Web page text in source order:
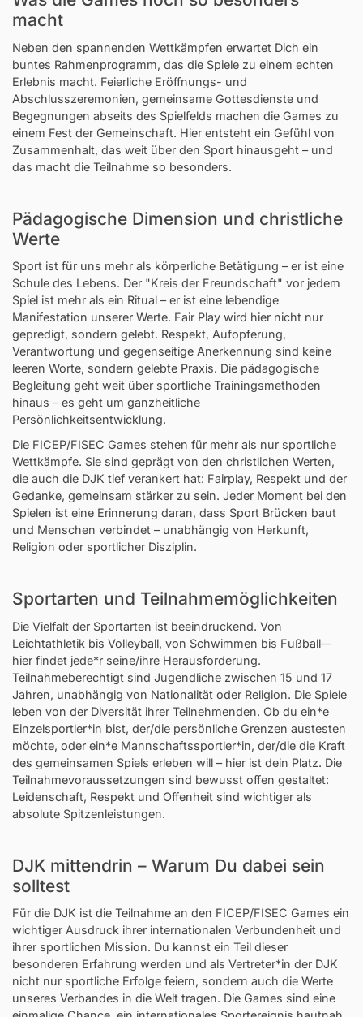
macht
Neben den spannenden Wettkämpfen erwartet Dich ein
buntes Rahmenprogramm, das die Spiele zu einem echten
Erlebnis macht. Feierliche Eröffnungs- und
Abschlusszeremonien, gemeinsame Gottesdienste und
Begegnungen abseits des Spielfelds machen die Games zu
einem Fest der Gemeinschaft. Hier entsteht ein Gefühl von
Zusammenhalt, das weit über den Sport hinausgeht – und
das macht die Teilnahme so besonders.
Pädagogische Dimension und christliche
Werte
Sport ist für uns mehr als körperliche Betätigung – er ist eine
Schule des Lebens. Der "Kreis der Freundschaft" vor jedem
Spiel ist mehr als ein Ritual – er ist eine lebendige
Manifestation unserer Werte. Fair Play wird hier nicht nur
gepredigt, sondern gelebt. Respekt, Aufopferung,
Verantwortung und gegenseitige Anerkennung sind keine
leeren Worte, sondern gelebte Praxis. Die pädagogische
Begleitung geht weit über sportliche Trainingsmethoden
hinaus – es geht um ganzheitliche
Persönlichkeitsentwicklung.
Die FICEP/FISEC Games stehen für mehr als nur sportliche
Wettkämpfe. Sie sind geprägt von den christlichen Werten,
die auch die DJK tief verankert hat: Fairplay, Respekt und der
Gedanke, gemeinsam stärker zu sein. Jeder Moment bei den
Spielen ist eine Erinnerung daran, dass Sport Brücken baut
und Menschen verbindet – unabhängig von Herkunft,
Religion oder sportlicher Disziplin.
Sportarten und Teilnahmemöglichkeiten
Die Vielfalt der Sportarten ist beeindruckend. Von
Leichtathletik bis Volleyball, von Schwimmen bis Fußball–-
hier findet jede*r seine/ihre Herausforderung.
Teilnahmeberechtigt sind Jugendliche zwischen 15 und 17
Jahren, unabhängig von Nationalität oder Religion. Die Spiele
leben von der Diversität ihrer Teilnehmenden. Ob du ein*e
Einzelsportler*in bist, der/die persönliche Grenzen austesten
möchte, oder ein*e Mannschaftssportler*in, der/die die Kraft
des gemeinsamen Spiels erleben will – hier ist dein Platz. Die
Teilnahmevoraussetzungen sind bewusst offen gestaltet:
Leidenschaft, Respekt und Offenheit sind wichtiger als
absolute Spitzenleistungen.
DJK mittendrin – Warum Du dabei sein
solltest
Für die DJK ist die Teilnahme an den FICEP/FISEC Games ein
wichtiger Ausdruck ihrer internationalen Verbundenheit und
ihrer sportlichen Mission. Du kannst ein Teil dieser
besonderen Erfahrung werden und als Vertreter*in der DJK
nicht nur sportliche Erfolge feiern, sondern auch die Werte
unseres Verbandes in die Welt tragen. Die Games sind eine